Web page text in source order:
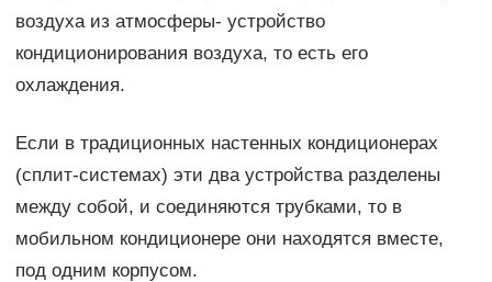
воздуха из атмосферы- устройство
кондиционирования воздуха, то есть его
охлаждения.
Если в традиционных настенных кондиционерах
(сплит-системах) эти два устройства разделены
между собой, и соединяются трубками, то в
мобильном кондиционере они находятся вместе,
под одним корпусом.